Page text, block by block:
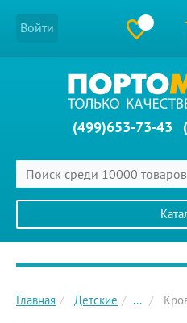
Войти
(499)653-73-43
Главное меню сайта
Главная Детские ...